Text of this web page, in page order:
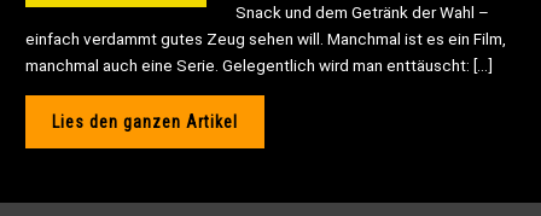
Snack und dem Getränk der Wahl –
einfach verdammt gutes Zeug sehen will. Manchmal ist es ein Film,
manchmal auch eine Serie. Gelegentlich wird man enttäuscht: […]
Lies den ganzen Artikel